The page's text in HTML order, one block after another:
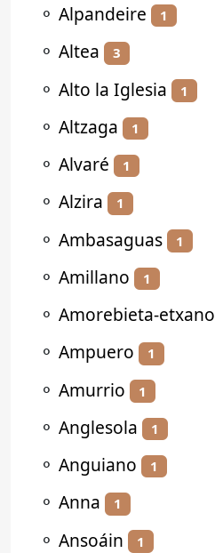
⚬ Alpandeire 1
⚬ Altea 3
⚬ Alto la Iglesia 1
⚬ Altzaga 1
⚬ Alvaré 1
⚬ Alzira 1
⚬ Ambasaguas 1
⚬ Amillano 1
⚬ Amorebieta-etxano
⚬ Ampuero 1
⚬ Amurrio 1
⚬ Anglesola 1
⚬ Anguiano 1
⚬ Anna 1
⚬ Ansoáin 1